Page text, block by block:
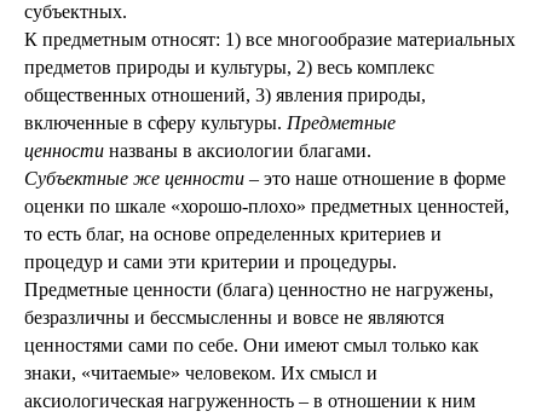
субъектных.
К предметным относят: 1) все многообразие материальных
предметов природы и культуры, 2) весь комплекс
общественных отношений, 3) явления природы,
включенные в сферу культуры. Предметные
ценности названы в аксиологии благами.
Субъектные же ценности – это наше отношение в форме
оценки по шкале «хорошо-плохо» предметных ценностей,
то есть благ, на основе определенных критериев и
процедур и сами эти критерии и процедуры.
Предметные ценности (блага) ценностно не нагружены,
безразличны и бессмысленны и вовсе не являются
ценностями сами по себе. Они имеют смыл только как
знаки, «читаемые» человеком. Их смысл и
аксиологическая нагруженность – в отношении к ним